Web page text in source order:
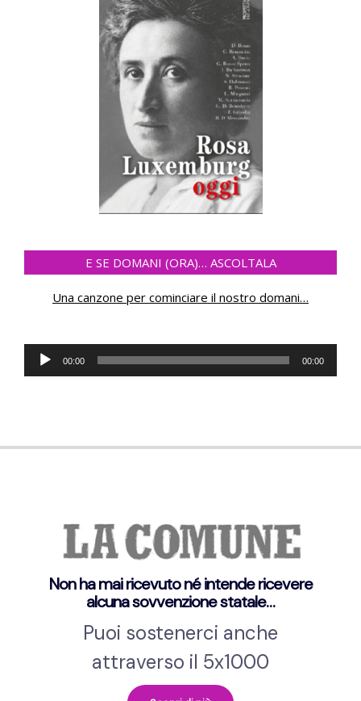
E SE DOMANI (ORA)… ASCOLTALA
Una canzone per cominciare il nostro domani…
Audio-
Player
00:00 00:00
Non ha mai ricevuto né intende ricevere
alcuna sovvenzione statale…
Puoi sostenerci anche
attraverso il 5x1000